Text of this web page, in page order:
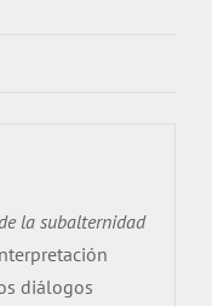
la subalternidad
diálogos